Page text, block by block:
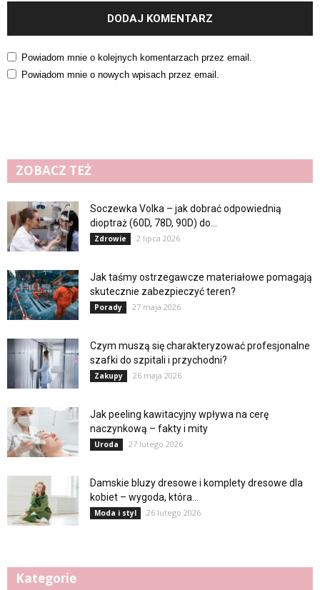
Powiadom mnie o kolejnych komentarzach przez email.
Powiadom mnie o nowych wpisach przez email.
ZOBACZ TEŻ
Soczewka Volka – jak dobrać odpowiednią
dioptraż (60D, 78D, 90D) do...
Zdrowie 2 lipca 2026
Jak taśmy ostrzegawcze materiałowe pomagają
skutecznie zabezpieczyć teren?
Porady 27 maja 2026
Czym muszą się charakteryzować profesjonalne
szafki do szpitali i przychodni?
Zakupy 26 maja 2026
Jak peeling kawitacyjny wpływa na cerę
naczynkową – fakty i mity
Uroda 27 lutego 2026
Damskie bluzy dresowe i komplety dresowe dla
kobiet – wygoda, która...
Moda i styl 26 lutego 2026
Kategorie